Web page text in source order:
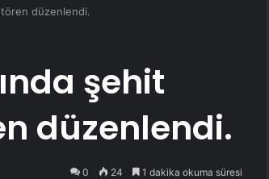
tören düzenlendi.
şehit
düzenlendi.
0 24 1 dakika okuma süresi